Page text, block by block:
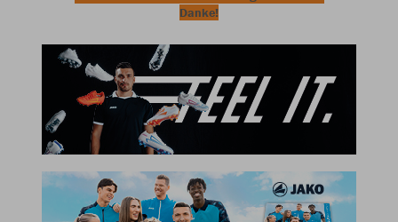
Danke!